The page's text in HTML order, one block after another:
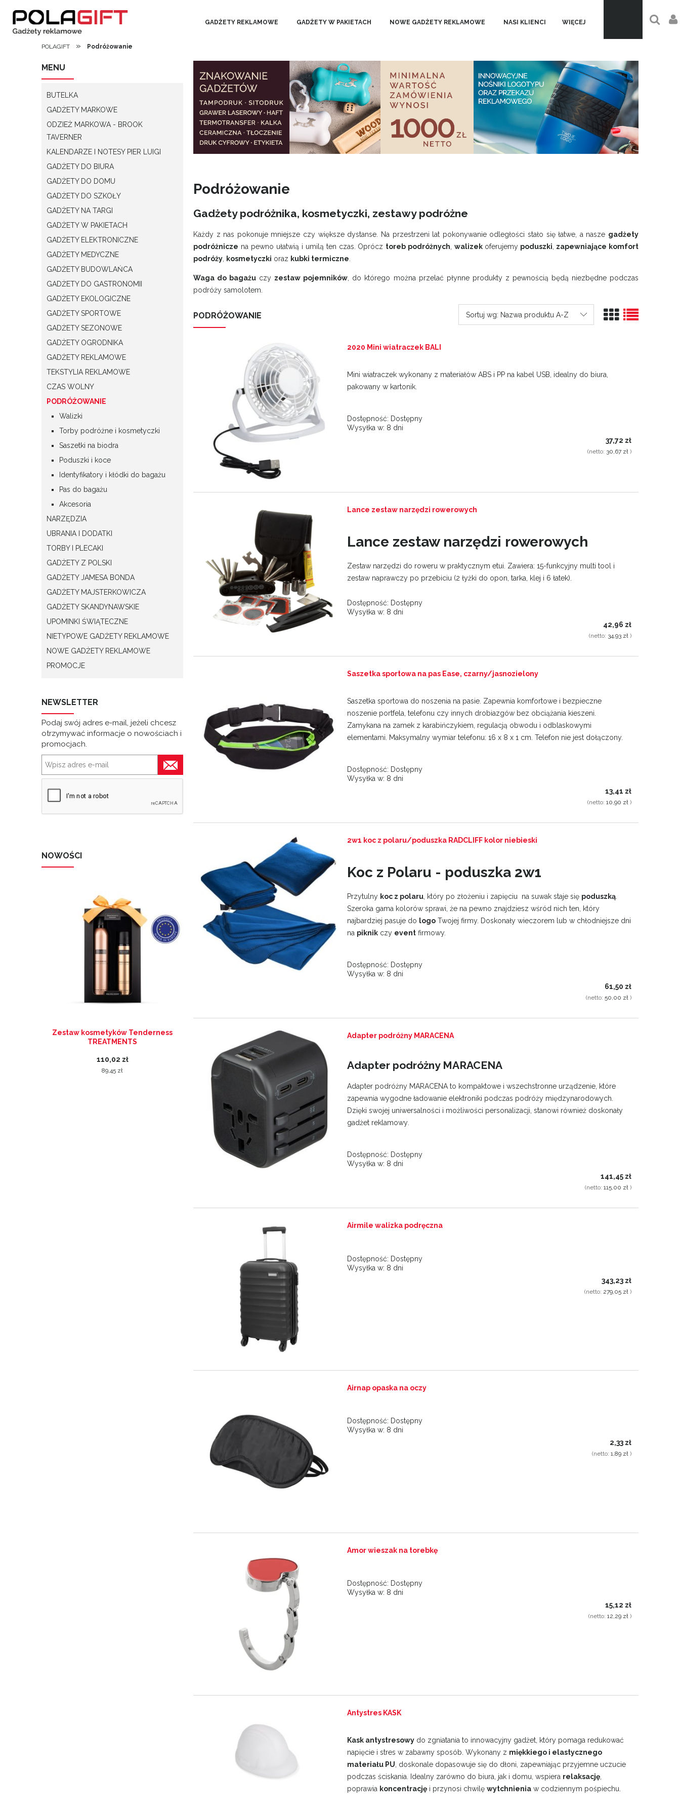
GADŻETY REKLAMOWE GADŻETY W PAKIETACH NOWE GADŻETY REKLAMOWE NASI KLIENCI WIĘCEJ
POLAGIFT » Podróżowanie
MENU
BUTELKA
GADŻETY MARKOWE
ODZIEŻ MARKOWA - BROOK
TAVERNER
KALENDARZE I NOTESY PIER LUIGI
GADŻETY DO BIURA
GADŻETY DO DOMU
GADŻETY DO SZKOŁY
GADŻETY NA TARGI
GADŻETY W PAKIETACH
GADŻETY ELEKTRONICZNE
GADŻETY MEDYCZNE
GADŻETY BUDOWLAŃCA
GADŻETY DO GASTRONOMII
GADŻETY EKOLOGICZNE
GADŻETY SPORTOWE
GADŻETY SEZONOWE
GADŻETY OGRODNIKA
GADŻETY REKLAMOWE
TEKSTYLIA REKLAMOWE
CZAS WOLNY
PODRÓŻOWANIE
Walizki
Torby podróżne i kosmetyczki
Saszetki na biodra
Poduszki i koce
Identyfikatory i kłódki do bagażu
Pas do bagażu
Akcesoria
NARZĘDZIA
UBRANIA I DODATKI
TORBY I PLECAKI
GADŻETY Z POLSKI
GADŻETY JAMESA BONDA
GADŻETY MAJSTERKOWICZA
GADŻETY SKANDYNAWSKIE
UPOMINKI ŚWIĄTECZNE
NIETYPOWE GADŻETY REKLAMOWE
NOWE GADŻETY REKLAMOWE
PROMOCJE
NEWSLETTER
Podaj swój adres e-mail, jeżeli chcesz
otrzymywać informacje o nowościach i
promocjach.
NOWOŚCI
Zestaw kosmetyków Tenderness
TREATMENTS
110,02 zł
89,45 zł
Kongma Butelka termiczna RSS 540 ml
61,88 zł
50,31 zł
Noricano Kubek termiczny RSS 600 ml
40,24 zł
Podróżowanie
Gadżety podróżnika, kosmetyczki, zestawy podróżne
Każdy z nas pokonuje mniejsze czy większe dystanse. Na przestrzeni lat pokonywanie odległości stało się łatwe, a nasze gadżety
podróżnicze na pewno ułatwią i umilą ten czas. Oprócz toreb podróżnych ,walizek oferujemy poduszki zapewniające komfort
podróży
kosmetyczki oraz kubki termiczne
Waga do bagażu czy zestaw pojemników , do którego można przelać płynne produkty z pewnością będą niezbędne podczas
podróży samolotem.
PODRÓŻOWANIE Sortuj wg: Nazwa produktu A-Z
2020 Mini wiatraczek BALI
Mini wiatraczek wykonany z materiałów ABS i PP na kabel USB, idealny do biura,
pakowany w kartonik.
Dostępność: Dostępny
Wysyłka w: 8 dni
37,72 zł
(netto: 30,67 zł)
Lance zestaw narzędzi rowerowych
Lance zestaw narzędzi rowerowych
Zestaw narzędzi do roweru w praktycznym etui. Zawiera: 15-funkcyjny multi tool i
zestaw naprawczy po przebiciu (2 łyżki do opon, tarka, klej i 6 łatek).
Dostępność: Dostępny
Wysyłka w: 8 dni
42,96 zł
(netto: 34,93 zł)
Saszetka sportowa na pas Ease, czarny/jasnozielony
Saszetka sportowa do noszenia na pasie. Zapewnia komfortowe i bezpieczne
noszenie portfela, telefonu czy innych drobiazgów bez obciążania kieszeni.
Zamykana na zamek z karabińczykiem, regulacją obwodu i odblaskowymi
elementami. Maksymalny wymiar telefonu: 16 x 8 x 1 cm. Telefon nie jest dołączony.
Dostępność: Dostępny
Wysyłka w: 8 dni
13,41 zł
(netto: 10,90 zł)
2w1 koc z polaru/poduszka RADCLIFF kolor niebieski
Koc z Polaru - poduszka 2w1
Przytulny koc z polaru , który po złożeniu i zapięciu na suwak staje się poduszką
Szeroka gama kolorów sprawi, że na pewno znajdziesz wśród nich ten, który
najbardziej pasuje do logo Twojej firmy. Doskonały wieczorem lub w chłodniejsze dni
na piknik czy event firmowy.
Dostępność: Dostępny
Wysyłka w: 8 dni
61,50 zł
(netto: 50,00 zł)
Adapter podróżny MARACENA
Adapter podróżny MARACENA
Adapter podróżny MARACENA to kompaktowe i wszechstronne urządzenie, które
zapewnia wygodne ładowanie elektroniki podczas podróży międzynarodowych.
Dzięki swojej uniwersalności i możliwości personalizacji, stanowi również doskonały
gadżet reklamowy.
Dostępność: Dostępny
Wysyłka w: 8 dni
141,45 zł
(netto: 115,00 zł)
Airmile walizka podręczna
Dostępność: Dostępny
Wysyłka w: 8 dni
343,23 zł
(netto: 279,05 zł)
Airnap opaska na oczy
Dostępność: Dostępny
Wysyłka w: 8 dni
2,33 zł
(netto: 1,89 zł)
Amor wieszak na torebkę
Dostępność: Dostępny
Wysyłka w: 8 dni
15,12 zł
(netto: 12,29 zł)
Antystres KASK
Kask antystresowy do zgniatania to innowacyjny gadżet, który pomaga redukować
napięcie i stres w zabawny sposób. Wykonany z miękkiego i elastycznego
materiału PU, doskonale dopasowuje się do dłoni, zapewniając przyjemne uczucie
podczas ściskania. Idealny zarówno do biura, jak i domu, wspiera relaksację,
poprawia koncentrację i przynosi chwilęwytchnienia w codziennym pośpiechu.